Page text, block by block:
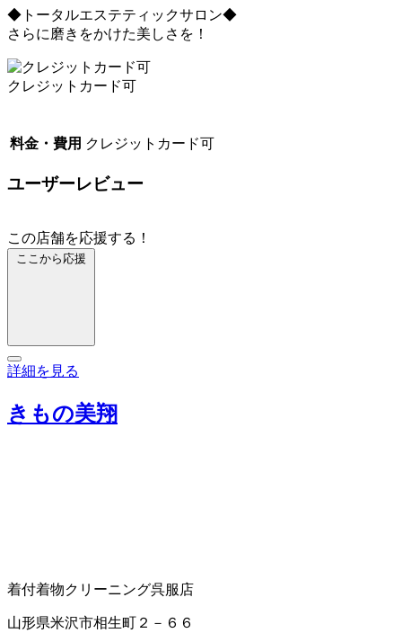
◆トータルエステティックサロン◆
さらに磨きをかけた美しさを！
クレジットカード可
料金・費用 クレジットカード可
ユーザーレビュー
この店舗を応援する！
ここから応援
詳細を見る
きもの美翔
着付着物クリーニング呉服店
山形県米沢市相生町２－６６